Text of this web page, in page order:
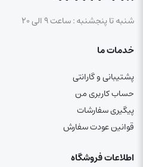
شنبه تا پنجشنبه : ساعت ۹ الی ۲۰
خدمات ما
پشتیبانی و گارانتی
حساب کاربری من
پیگیری سفارشات
قوانین عودت سفارش
اطلاعات فروشگاه